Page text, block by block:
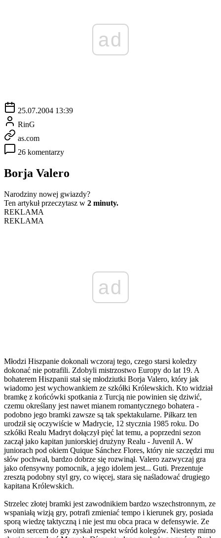
ad
25.07.2004 13:39
RinG
as.com
26 komentarzy
Borja Valero
Narodziny nowej gwiazdy?
Ten artykuł przeczytasz w 2 minuty.
REKLAMA
REKLAMA
ad
Młodzi Hiszpanie dokonali wczoraj tego, czego starsi koledzy
dokonać nie potrafili. Zdobyli mistrzostwo Europy do lat 19. A
bohaterem Hiszpanii stał się młodziutki Borja Valero, który jak
wiadomo jest wychowankiem ze szkółki Królewskich. Kto widział
bramkę z końcówki spotkania z Turcją nie powinien się dziwić,
czemu określany jest nawet mianem romantycznego bohatera -
podobno jego bramki zawsze są tak spektakularne. Piłkarz ten
urodził się oczywiście w Madrycie, 12 stycznia 1985 roku. Do
szkółki Realu Madryt dołączył pięć lat temu, a poprzedni sezon
zaczął jako kapitan juniorskiej drużyny Realu - Juvenil A. W
juniorach pod okiem Quique Sánchez Flores, który nie szczędzi mu
słów pochwał, bardzo dobrze się rozwinął. Valero zazwyczaj gra
jako ofensywny pomocnik, a jego idolem jest... Guti. Prezentuje
zresztą podobny styl gry, co więcej, stara się naśladować drugiego
kapitana Królewskich.
Strzelec złotej bramki jest zawodnikiem bardzo wszechstronnym, ze
wspaniałą wizją gry, potrafi zmieniać tempo i kierunek gry, posiada
sporą wiedzę taktyczną i nie jest mu obca praca w defensywie. Ze
swoim sercem do gry zyskał respekt wśród kolegów. Niestety mimo